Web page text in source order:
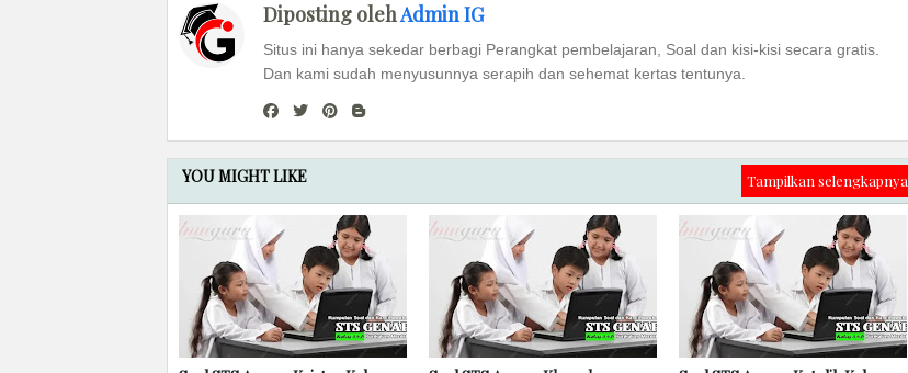
Diposting olehAdmin IG
Situs ini hanya sekedar berbagi Perangkat pembelajaran, Soal dan kisi-kisi secara gratis.
Dan kami sudah menyusunnya serapih dan sehemat kertas tentunya.
YOU MIGHT LIKE Tampilkan selengkapnya